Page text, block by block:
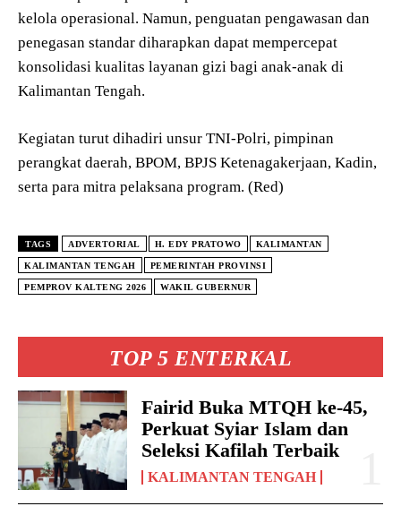
TOP 5 ENTERKAL
Fairid Buka MTQH ke-45,
Perkuat Syiar Islam dan
Seleksi Kafilah Terbaik
KALIMANTAN TENGAH
kelola operasional. Namun, penguatan pengawasan dan
penegasan standar diharapkan dapat mempercepat
konsolidasi kualitas layanan gizi bagi anak-anak di
Kalimantan Tengah.
Kegiatan turut dihadiri unsur TNI-Polri, pimpinan
perangkat daerah, BPOM, BPJS Ketenagakerjaan, Kadin,
serta para mitra pelaksana program. (Red)
TAGS ADVERTORIAL H. EDY PRATOWO KALIMANTAN
KALIMANTAN TENGAH PEMERINTAH PROVINSI
PEMPROV KALTENG 2026 WAKIL GUBERNUR